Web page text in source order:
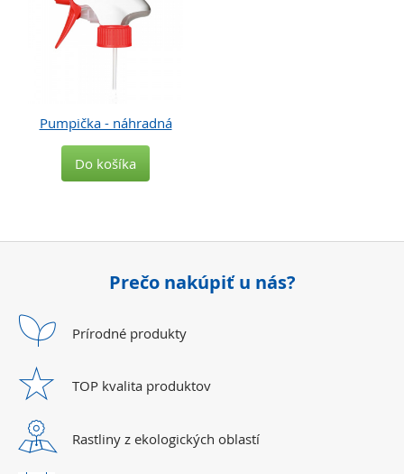
Pumpička - náhradná
1,60 €
Do košíka
Prečo nakúpiť u nás?
Prírodné produkty
TOP kvalita produktov
Rastliny z ekologických oblastí